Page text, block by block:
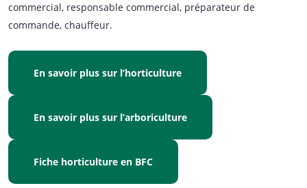
commercial, responsable commercial, préparateur de
commande, chauffeur.
En savoir plus sur l’horticulture
En savoir plus sur l’arboriculture
Fiche horticulture en BFC